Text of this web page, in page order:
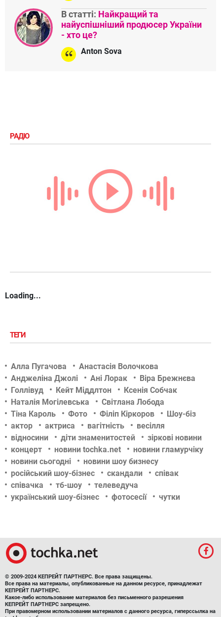
В статті: Найкращий та
найуспішніший продюсер України
- хто це?
Anton Sova
РАДІО
Loading...
ТЕГИ
Алла Пугачова
Анастасія Волочкова
Анджеліна Джолі
Ані Лорак
Віра Брежнєва
Голлівуд
Кейт Міддлтон
Ксенія Собчак
Наталія Могілевська
Світлана Лобода
Тіна Кароль
Фото Філіп Кіркоров
Шоу-біз
актор
актриса вагітність
весілля
відносини
діти знаменитостей
зіркові новини
концерт
новини tochka.net
новини гламурчіку
новини сьогодні
новини шоу бизнесу
російський шоу-бізнес
скандали
співак
співачка
тб-шоу
телеведуча
український шоу-бізнес
фотосесії чутки
© 2009-2024 КЕПРЕЙТ ПАРТНЕРС. Все права защищены.
Все права на материалы, опубликованные на данном ресурсе, принадлежат
КЕПРЕЙТ ПАРТНЕРС.
Какое-либо использование материалов без письменного разрешения
КЕПРЕЙТ ПАРТНЕРС запрещено.
При правомерном использовании материалов с данного ресурса, гиперссылка на